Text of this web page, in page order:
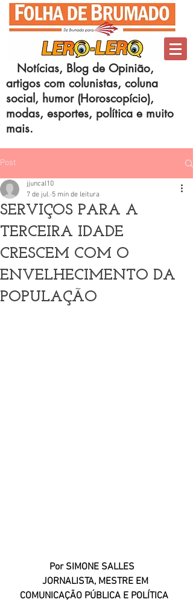
Notícias, Blog de Opinião,
artigos com colunistas, coluna
social, humor (Horoscopício),
modas, esportes, política e muito
mais.
Post
SERVIÇOS PARA A
TERCEIRA IDADE
CRESCEM COM O
ENVELHECIMENTO DA
POPULAÇÃO
jjuncal10
7 de jul. 5 min de leitura
Por SIMONE SALLES
JORNALISTA, MESTRE EM
COMUNICAÇÃO PÚBLICA E POLÍTICA